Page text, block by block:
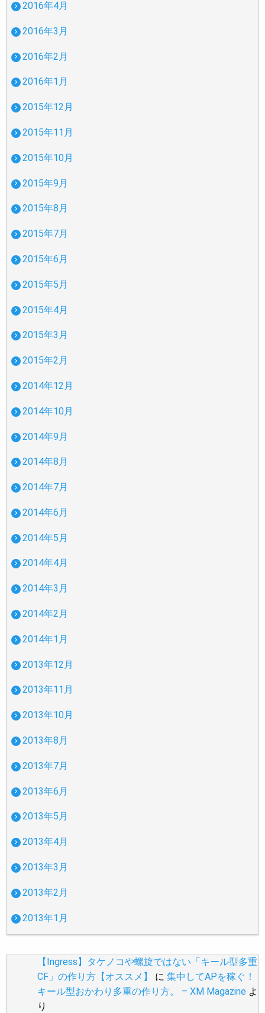
2016年4月
2016年3月
2016年2月
2016年1月
2015年12月
2015年11月
2015年10月
2015年9月
2015年8月
2015年7月
2015年6月
2015年5月
2015年4月
2015年3月
2015年2月
2014年12月
2014年10月
2014年9月
2014年8月
2014年7月
2014年6月
2014年5月
2014年4月
2014年3月
2014年2月
2014年1月
2013年12月
2013年11月
2013年10月
2013年8月
2013年7月
2013年6月
2013年5月
2013年4月
2013年3月
2013年2月
2013年1月
【Ingress】タケノコや螺旋ではない「キール型多重
CF」の作り方【オススメ】
に 集中してAPを稼ぐ！
キール型おかわり多重の作り方。 – XM Magazine よ
り